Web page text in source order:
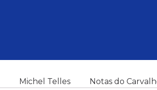
Michel Telles Notas do